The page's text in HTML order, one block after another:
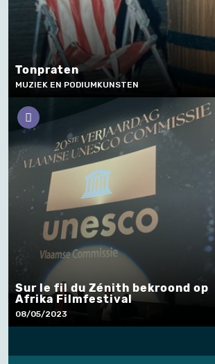
Tonpraten
MUZIEK EN PODIUMKUNSTEN
Sur le fil du Zénith bekroond op
Afrika Filmfestival
08/05/2023